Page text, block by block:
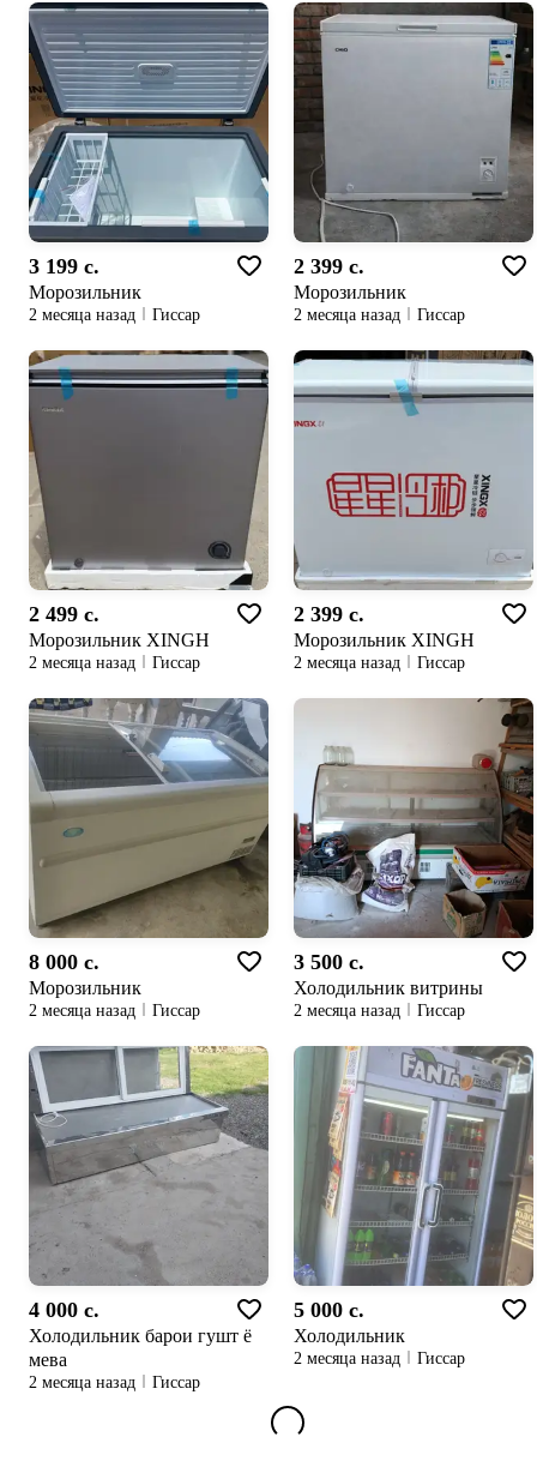
3 199 c.
Морозильник
2 месяца назад Гиссар
2 399 c.
Морозильник
2 месяца назад Гиссар
2 499 c.
Морозильник XINGH
2 месяца назад Гиссар
2 399 c.
Морозильник XINGH
2 месяца назад Гиссар
8 000 c.
Морозильник
2 месяца назад Гиссар
3 500 c.
Холодильник витрины
2 месяца назад Гиссар
4 000 c.
Холодильник барои гушт ё
мева
2 месяца назад Гиссар
5 000 c.
Холодильник
2 месяца назад Гиссар